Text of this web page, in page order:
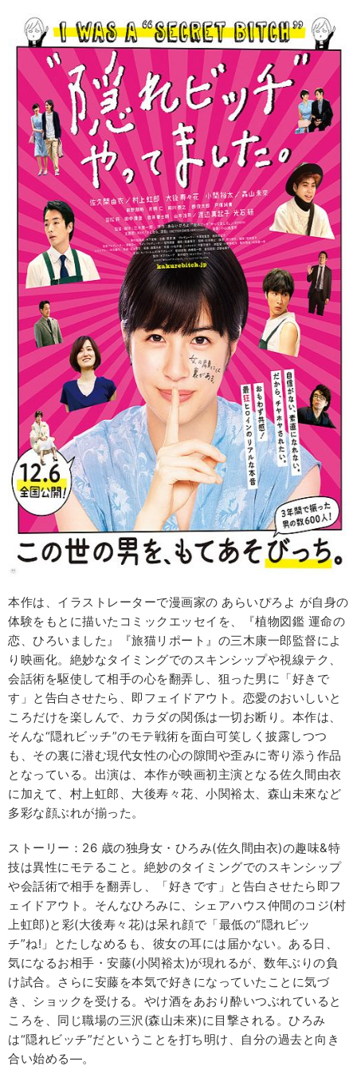
本作は、イラストレーターで漫画家の あらいぴろよ が自身の
体験をもとに描いたコミックエッセイを、『植物図鑑 運命の
恋、ひろいました』『旅猫リポート』の三木康一郎監督によ
り映画化。絶妙なタイミングでのスキンシップや視線テク、
会話術を駆使して相手の心を翻弄し、狙った男に「好きで
す」と告白させたら、即フェイドアウト。恋愛のおいしいと
ころだけを楽しんで、カラダの関係は一切お断り。本作は、
そんな“隠れビッチ”のモテ戦術を面白可笑しく披露しつつ
も、その裏に潜む現代女性の心の隙間や歪みに寄り添う作品
となっている。出演は、本作が映画初主演となる佐久間由衣
に加えて、村上虹郎、大後寿々花、小関裕太、森山未來など
多彩な顔ぶれが揃った。
ストーリー：26 歳の独身女・ひろみ(佐久間由衣)の趣味&特
技は異性にモテること。絶妙のタイミングでのスキンシップ
や会話術で相手を翻弄し、「好きです」と告白させたら即フ
ェイドアウト。そんなひろみに、シェアハウス仲間のコジ(村
上虹郎)と彩(大後寿々花)は呆れ顔で「最低の“隠れビッ
チ”ね!」とたしなめるも、彼女の耳には届かない。ある日、
気になるお相手・安藤(小関裕太)が現れるが、数年ぶりの負
け試合。さらに安藤を本気で好きになっていたことに気づ
き、ショックを受ける。やけ酒をあおり酔いつぶれていると
ころを、同じ職場の三沢(森山未來)に目撃される。ひろみ
は“隠れビッチ”だということを打ち明け、自分の過去と向き
合い始める―。